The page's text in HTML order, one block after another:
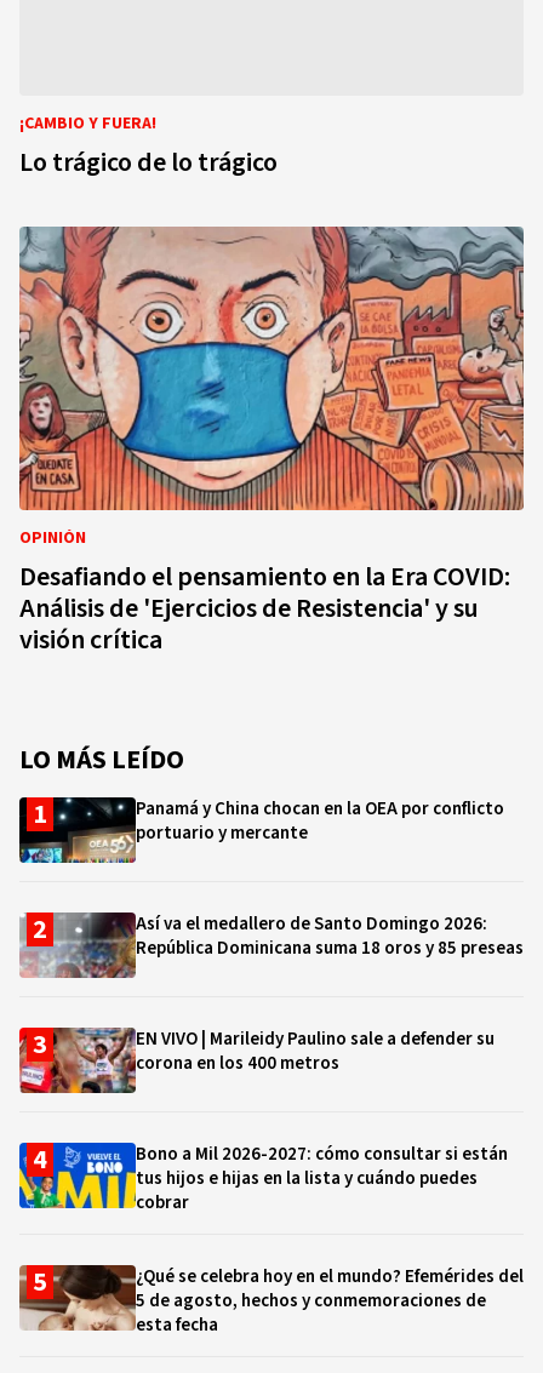
¡CAMBIO Y FUERA!
Lo trágico de lo trágico
OPINIÓN
Desafiando el pensamiento en la Era COVID:
Análisis de 'Ejercicios de Resistencia' y su
visión crítica
LO MÁS LEÍDO
Panamá y China chocan en la OEA por conflicto
portuario y mercante
Así va el medallero de Santo Domingo 2026:
República Dominicana suma 18 oros y 85 preseas
EN VIVO | Marileidy Paulino sale a defender su
corona en los 400 metros
Bono a Mil 2026-2027: cómo consultar si están
tus hijos e hijas en la lista y cuándo puedes
cobrar
¿Qué se celebra hoy en el mundo? Efemérides del
5 de agosto, hechos y conmemoraciones de
esta fecha